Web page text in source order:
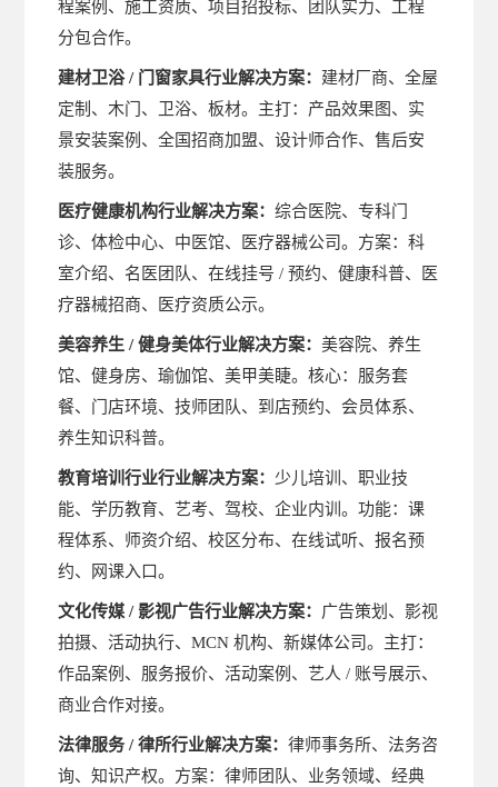
程案例、施工资质、项目招投标、团队实力、工程
分包合作。
建材卫浴 / 门窗家具行业解决方案： 建材厂商、全屋
定制、木门、卫浴、板材。主打：产品效果图、实
景安装案例、全国招商加盟、设计师合作、售后安
装服务。
医疗健康机构行业解决方案：综合医院、专科门
诊、体检中心、中医馆、医疗器械公司。方案：科
室介绍、名医团队、在线挂号 / 预约、健康科普、医
疗器械招商、医疗资质公示。
美容养生 / 健身美体行业解决方案：美容院、养生
馆、健身房、瑜伽馆、美甲美睫。核心：服务套
餐、门店环境、技师团队、到店预约、会员体系、
养生知识科普。
教育培训行业行业解决方案： 少儿培训、职业技
能、学历教育、艺考、驾校、企业内训。功能：课
程体系、师资介绍、校区分布、在线试听、报名预
约、网课入口。
文化传媒 / 影视广告行业解决方案： 广告策划、影视
拍摄、活动执行、MCN 机构、新媒体公司。主打：
作品案例、服务报价、活动案例、艺人 / 账号展示、
商业合作对接。
法律服务 / 律所行业解决方案：律师事务所、法务咨
询、知识产权。方案：律师团队、业务领域、经典